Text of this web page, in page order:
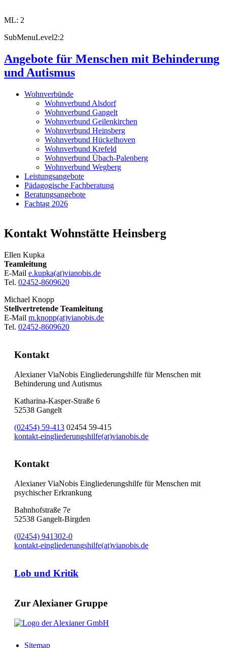
ML: 2
SubMenuLevel2:2
Angebote für Menschen mit Behinderung
und Autismus
Wohnverbünde
Wohnverbund Alsdorf
Wohnverbund Gangelt
Wohnverbund Geilenkirchen
Wohnverbund Heinsberg
Wohnverbund Hückelhoven
Wohnverbund Krefeld
Wohnverbund Übach-Palenberg
Wohnverbund Wegberg
Leistungsangebote
Pädagogische Fachberatung
Beratungsangebote
Fachtag 2026
Kontakt Wohnstätte Heinsberg
Ellen Kupka
Teamleitung
E-Mail e.kupka(at)vianobis.de
Tel. 02452-8609620
Michael Knopp
Stellvertretende Teamleitung
E-Mail m.knopp(at)vianobis.de
Tel. 02452-8609620
Kontakt
Alexianer ViaNobis Eingliederungshilfe für Menschen mit
Behinderung und Autismus
Katharina-Kasper-Straße 6
52538 Gangelt
(02454) 59-413 02454 59-415
kontakt-eingliederungshilfe(at)vianobis.de
Kontakt
Alexianer ViaNobis Eingliederungshilfe für Menschen mit
psychischer Erkrankung
Bahnhofstraße 7e
52538 Gangelt-Birgden
(02454) 941302-0
kontakt-eingliederungshilfe(at)vianobis.de
Lob und Kritik
Zur Alexianer Gruppe
Sitemap